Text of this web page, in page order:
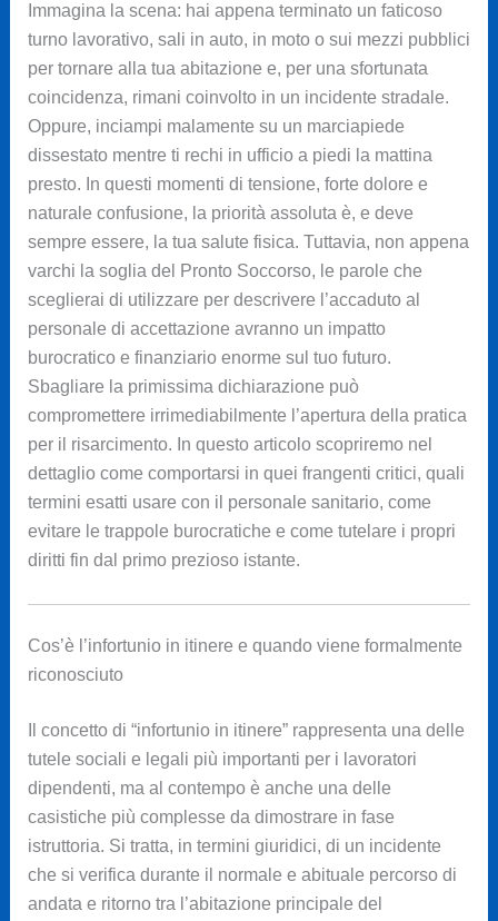
Immagina la scena: hai appena terminato un faticoso
turno lavorativo, sali in auto, in moto o sui mezzi pubblici
per tornare alla tua abitazione e, per una sfortunata
coincidenza, rimani coinvolto in un incidente stradale.
Oppure, inciampi malamente su un marciapiede
dissestato mentre ti rechi in ufficio a piedi la mattina
presto. In questi momenti di tensione, forte dolore e
naturale confusione, la priorità assoluta è, e deve
sempre essere, la tua salute fisica. Tuttavia, non appena
varchi la soglia del Pronto Soccorso, le parole che
sceglierai di utilizzare per descrivere l’accaduto al
personale di accettazione avranno un impatto
burocratico e finanziario enorme sul tuo futuro.
Sbagliare la primissima dichiarazione può
compromettere irrimediabilmente l’apertura della pratica
per il risarcimento. In questo articolo scopriremo nel
dettaglio come comportarsi in quei frangenti critici, quali
termini esatti usare con il personale sanitario, come
evitare le trappole burocratiche e come tutelare i propri
diritti fin dal primo prezioso istante.
Cos’è l’infortunio in itinere e quando viene formalmente
riconosciuto
Il concetto di “infortunio in itinere” rappresenta una delle
tutele sociali e legali più importanti per i lavoratori
dipendenti, ma al contempo è anche una delle
casistiche più complesse da dimostrare in fase
istruttoria. Si tratta, in termini giuridici, di un incidente
che si verifica durante il normale e abituale percorso di
andata e ritorno tra l’abitazione principale del